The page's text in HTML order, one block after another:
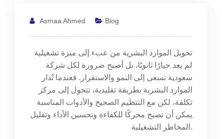
Asmaa Ahmed Blog
تحويل الموارد البشرية من عبء إلى ميزة تشغيلية
لم يعد خيارًا ثانويًا، بل أصبح ضرورة لكل شركة
سعودية تسعى إلى النمو والاستقرار. فعندما تُدار
الموارد البشرية بطريقة تقليدية، تتحول إلى مركز
تكلفة، لكن مع التنظيم الصحيح والأدوات المناسبة
يمكن أن تصبح محركًا للكفاءة وتحسين الأداء وتقليل
المخاطر التشغيلية.